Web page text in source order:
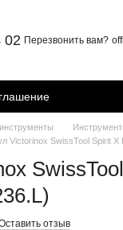
02 Перезвонить вам?
Victorinox SwissTool Spirit
отзыв